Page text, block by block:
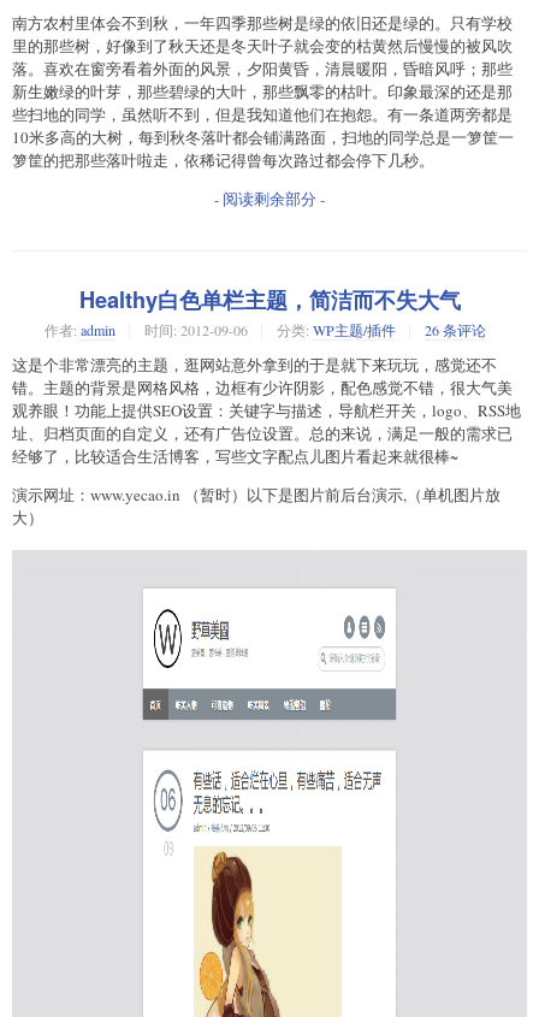
南方农村里体会不到秋，一年四季那些树是绿的依旧还是绿的。只有学校
里的那些树，好像到了秋天还是冬天叶子就会变的枯黄然后慢慢的被风吹
落。喜欢在窗旁看着外面的风景，夕阳黄昏，清晨暖阳，昏暗风呼；那些
新生嫩绿的叶芽，那些碧绿的大叶，那些飘零的枯叶。印象最深的还是那
些扫地的同学，虽然听不到，但是我知道他们在抱怨。有一条道两旁都是
10米多高的大树，每到秋冬落叶都会铺满路面，扫地的同学总是一箩筐一
箩筐的把那些落叶啦走，依稀记得曾每次路过都会停下几秒。
- 阅读剩余部分 -
Healthy白色单栏主题，简洁而不失大气
作者: admin 时间: 2012-09-06 分类: WP主题/插件 26 条评论
这是个非常漂亮的主题，逛网站意外拿到的于是就下来玩玩，感觉还不
错。主题的背景是网格风格，边框有少许阴影，配色感觉不错，很大气美
观养眼！功能上提供SEO设置：关键字与描述，导航栏开关，logo、RSS地
址、归档页面的自定义，还有广告位设置。总的来说，满足一般的需求已
经够了，比较适合生活博客，写些文字配点儿图片看起来就很棒~
演示网址：www.yecao.in （暂时）以下是图片前后台演示,（单机图片放
大）